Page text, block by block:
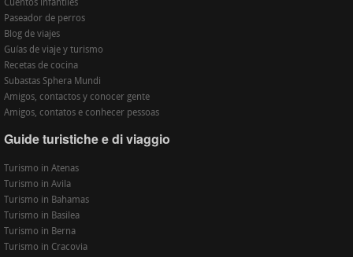
Cuentos infantiles
Paseador de perros
Blog de viajes
Guías de viaje y turismo
Recetas de cocina
Subastas Sphera Mundi
Amigos, contactos y conocer gente
Amigos, contatos e conhecer pessoas
Guide turistiche e di viaggio
Turismo in Atenas
Turismo in Avila
Turismo in Bahamas
Turismo in Basilea
Turismo in Berna
Turismo in Cracovia